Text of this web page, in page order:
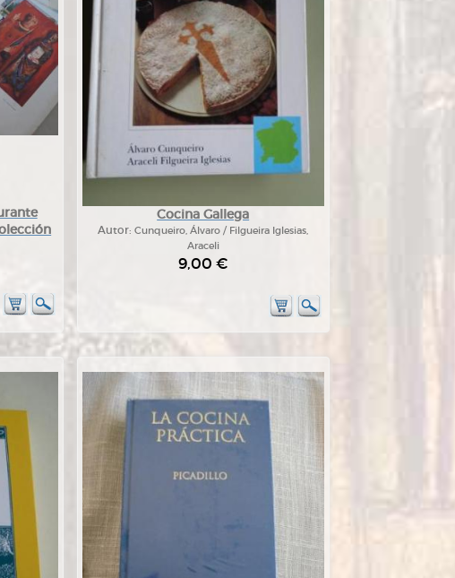
Cocina Gallega
Autor:Cunqueiro, Álvaro / Filgueira Iglesias,
Araceli
9,00 €